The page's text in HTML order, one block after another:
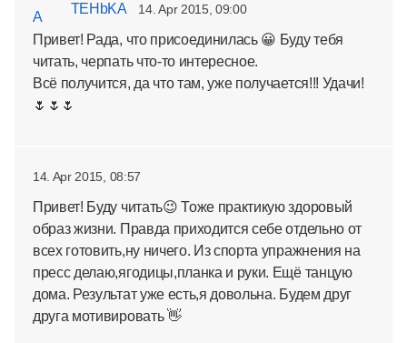
TEHbKA 14. Apr 2015, 09:00
Привет! Рада, что присоединилась 😀 Буду тебя
читать, черпать что-то интересное.
Всё получится, да что там, уже получается!!! Удачи!
🌷🌷🌷
14. Apr 2015, 08:57
Привет! Буду читать😉 Тоже практикую здоровый
образ жизни. Правда приходится себе отдельно от
всех готовить,ну ничего. Из спорта упражнения на
пресс делаю,ягодицы,планка и руки. Ещё танцую
дома. Результат уже есть,я довольна. Будем друг
друга мотивировать 👋